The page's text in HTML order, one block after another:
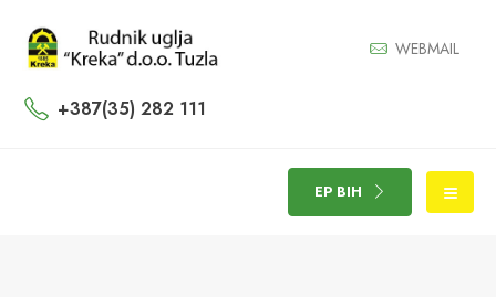
WEBMAIL
+387(35) 282 111
EP BIH